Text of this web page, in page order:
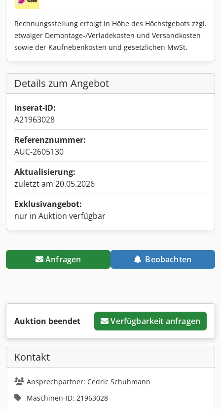
Rechnungsstellung erfolgt in Höhe des Höchstgebots zzgl.
etwaiger Demontage-/Verladekosten und Versandkosten
sowie der Kaufnebenkosten und gesetzlichen MwSt.
Details zum Angebot
Inserat-ID:
A21963028
Referenznummer:
AUC-2605130
Aktualisierung:
zuletzt am 20.05.2026
Exklusivangebot:
nur in Auktion verfügbar
Anfragen Beobachten
Auktion beendet Verfügbarkeit anfragen
Kontakt
Ansprechpartner: Cedric Schuhmann
Maschinen-ID: 21963028